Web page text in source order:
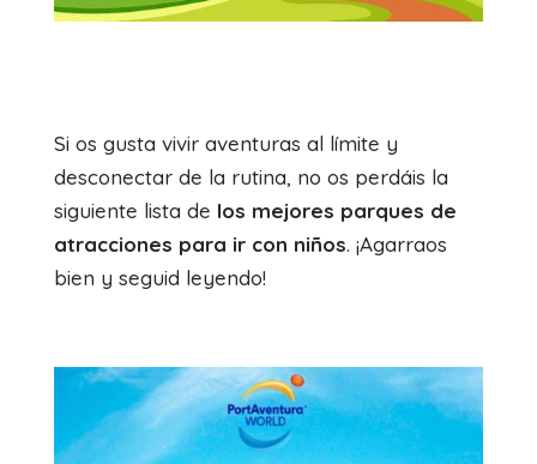
Si os gusta vivir aventuras al límite y
desconectar de la rutina, no os perdáis la
siguiente lista de los mejores parques de
atracciones para ir con niños. ¡Agarraos
bien y seguid leyendo!